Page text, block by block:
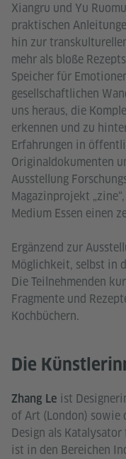
Xiangru und Yu
praktischen
hin zur
mehr als bloße
Speicher für
gesellschaftlichen
uns heraus, die
erkennen und zu
Erfahrungen in
Originaldokumenten
Ausstellung
Magazinprojekt
Medium Essen einen
Ergänzend zur
Möglichkeit, selbst in
Die Teilnehmenden
Fragmente und
Kochbüchern.
Die
Zhang Le ist
of Art (London) sowie
Design als
ist in den Bereichen